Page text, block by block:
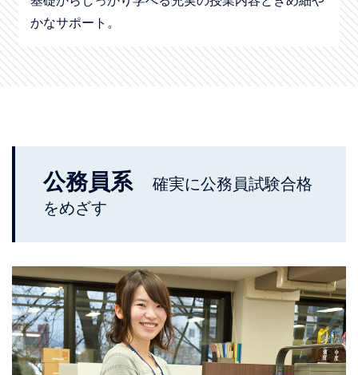
かなサポート。
公務員系
確実に公務員試験合格
をめざす